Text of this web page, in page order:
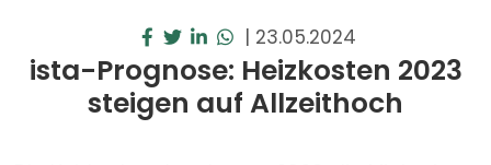
| 23.05.2024
ista-Prognose: Heizkosten 2023
steigen auf Allzeithoch